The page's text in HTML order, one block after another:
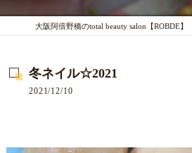
大阪阿倍野橋のtotal beauty salon【ROBDE】
冬ネイル☆2021
2021/12/10